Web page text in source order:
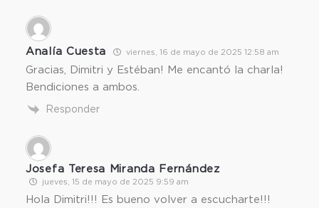
Analía Cuesta viernes, 16 de mayo de 2025 12:58 am
Gracias, Dimitri y Estéban! Me encantó la charla!
Bendiciones a ambos.
Responder
Josefa Teresa Miranda Fernández
jueves, 15 de mayo de 2025 9:59 am
Hola Dimitri!!! Es bueno volver a escucharte!!!